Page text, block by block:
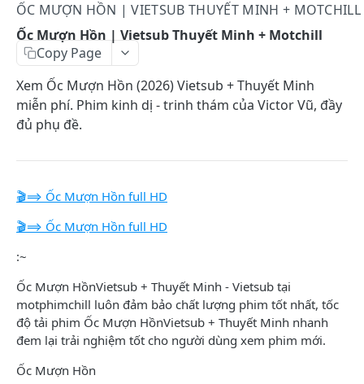
Powered by
ỐC MƯỢN HỒN | VIETSUB THUYẾT MINH + MOTCHILL
Ốc Mượn Hồn | Vietsub Thuyết Minh + Motchill
Copy Page
Xem Ốc Mượn Hồn (2026) Vietsub + Thuyết Minh
miễn phí. Phim kinh dị - trinh thám của Victor Vũ, đầy
đủ phụ đề.
🎬⟹ Ốc Mượn Hồn full HD
🎬⟹ Ốc Mượn Hồn full HD
:~
Ốc Mượn HồnVietsub + Thuyết Minh - Vietsub tại
motphimchill luôn đảm bảo chất lượng phim tốt nhất, tốc
độ tải phim Ốc Mượn HồnVietsub + Thuyết Minh nhanh
đem lại trải nghiệm tốt cho người dùng xem phim mới.
Ốc Mượn Hồn